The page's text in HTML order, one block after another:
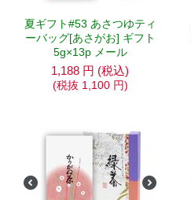
夏ギフト#53 あさつゆティ
ーバッグ[あさがお] ギフト
5g×13p メール
1,188 円 (税込)
(税抜 1,100 円)